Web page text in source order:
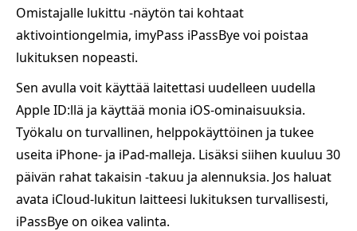
Omistajalle lukittu -näytön tai kohtaat
aktivointiongelmia, imyPass iPassBye voi poistaa
lukituksen nopeasti.
Sen avulla voit käyttää laitettasi uudelleen uudella
Apple ID:llä ja käyttää monia iOS-ominaisuuksia.
Työkalu on turvallinen, helppokäyttöinen ja tukee
useita iPhone- ja iPad-malleja. Lisäksi siihen kuuluu 30
päivän rahat takaisin -takuu ja alennuksia. Jos haluat
avata iCloud-lukitun laitteesi lukituksen turvallisesti,
iPassBye on oikea valinta.